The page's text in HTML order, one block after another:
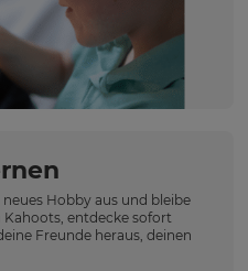
Hobby aus und bleibe
Kahoots, entdecke sofort
Freunde heraus, deinen